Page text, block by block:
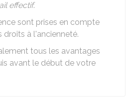
effectif.
sont prises en compte
droits à l'ancienneté.
tous les avantages
avant le début de votre